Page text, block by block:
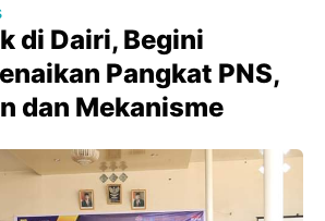
di Dairi, Begini
Pangkat PNS,
dan Mekanisme